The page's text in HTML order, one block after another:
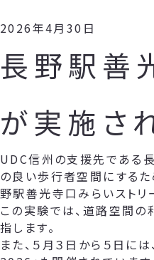
2026年4月30日
長野駅善
が実施さ
UDC信州の支援先である
の良い歩行者空間にする
野駅善光寺口みらいストリ
この実験では、道路空間
指します。
また、５月３日から５日に